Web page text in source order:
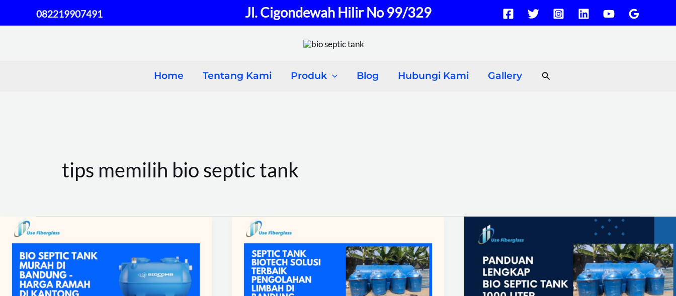
to
082219907491 Jl. Cigondewah Hilir No 99/329
Home Tentang Kami Produk Blog Hubungi Kami Gallery Search
tips memilih bio septic tank
Bio
Septic
Tank
Murah
Septic
Tank
Biotech
Solusi
Terbaik
Jual
Bio
Septic
Tank
1000